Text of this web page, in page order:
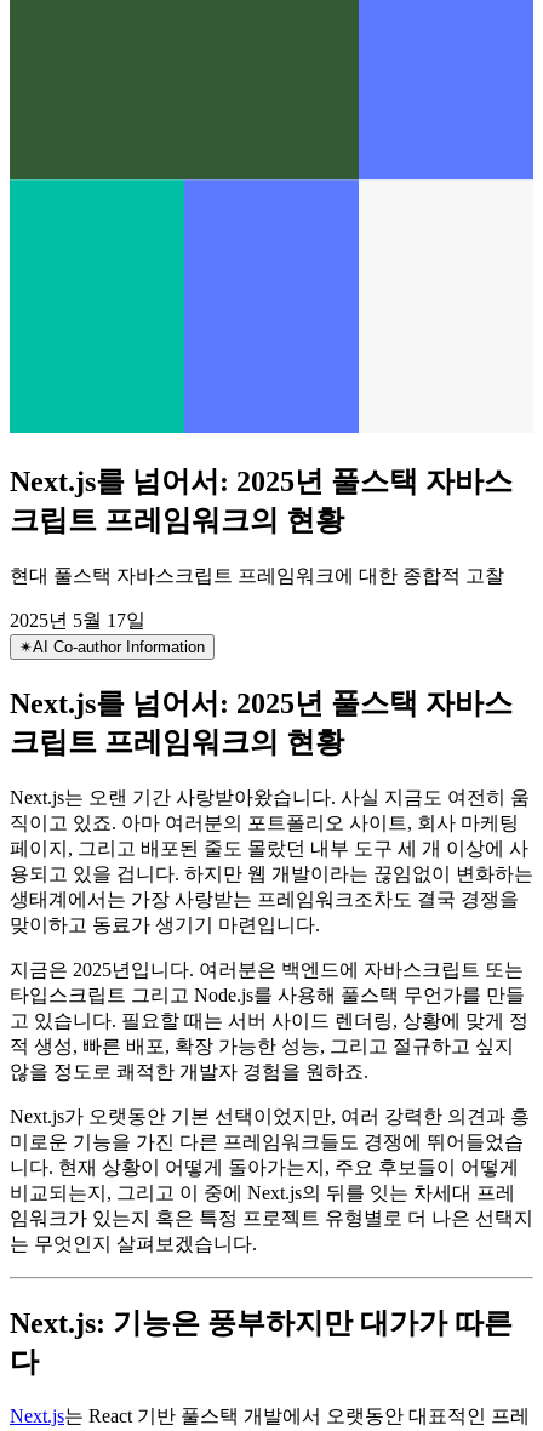
Next.js를 넘어서: 2025년 풀스택 자바스
크립트 프레임워크의 현황
현대 풀스택 자바스크립트 프레임워크에 대한 종합적 고찰
2025년 5월 17일
✴︎AI Co-author Information
Next.js를 넘어서: 2025년 풀스택 자바스
크립트 프레임워크의 현황
Next.js는 오랜 기간 사랑받아왔습니다. 사실 지금도 여전히 움
직이고 있죠. 아마 여러분의 포트폴리오 사이트, 회사 마케팅
페이지, 그리고 배포된 줄도 몰랐던 내부 도구 세 개 이상에 사
용되고 있을 겁니다. 하지만 웹 개발이라는 끊임없이 변화하는
생태계에서는 가장 사랑받는 프레임워크조차도 결국 경쟁을
맞이하고 동료가 생기기 마련입니다.
지금은 2025년입니다. 여러분은 백엔드에 자바스크립트 또는
타입스크립트 그리고 Node.js를 사용해 풀스택 무언가를 만들
고 있습니다. 필요할 때는 서버 사이드 렌더링, 상황에 맞게 정
적 생성, 빠른 배포, 확장 가능한 성능, 그리고 절규하고 싶지
않을 정도로 쾌적한 개발자 경험을 원하죠.
Next.js가 오랫동안 기본 선택이었지만, 여러 강력한 의견과 흥
미로운 기능을 가진 다른 프레임워크들도 경쟁에 뛰어들었습
니다. 현재 상황이 어떻게 돌아가는지, 주요 후보들이 어떻게
비교되는지, 그리고 이 중에 Next.js의 뒤를 잇는 차세대 프레
임워크가 있는지 혹은 특정 프로젝트 유형별로 더 나은 선택지
는 무엇인지 살펴보겠습니다.
Next.js: 기능은 풍부하지만 대가가 따른